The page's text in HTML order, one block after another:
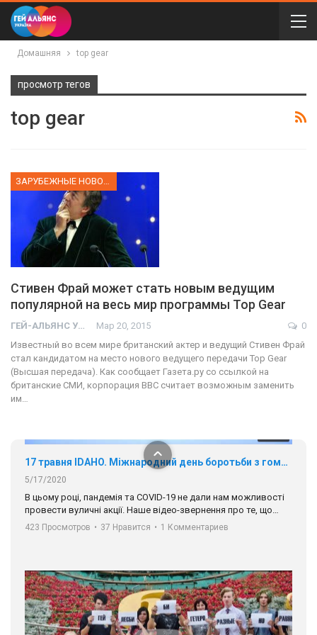
Домашняя top gear
просмотр тегов
top gear
Стивен Фрай может стать новым ведущим
популярной на весь мир программы Top Gear
ГЕЙ-АЛЬЯНС УКРАИНА Мар 20, 2015
0
Известный во всем мире британский актер и ведущий Стивен Фрай
стал кандидатом на место нового ведущего передачи Top Gear
(Высшая передача). Как сообщает Газета.ру со ссылкой на
британские СМИ, корпорация BBC считает возможным заменить
им…
17 травня IDAHO. Міжнародний день боротьби з гомофобією трансфобією і біфобія.
5/17/2020
В цьому році, пандемія та COVІD-19 не дали нам можливості
солідарності, приєднатися до нас. Регіональні підрозділи
ГАУ є в 16 областях України.
Разом наш голос лунає гучніше!
00:58